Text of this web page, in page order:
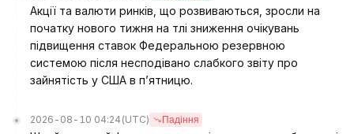
Акції та валюти ринків, що розвиваються, зросли на
початку нового тижня на тлі зниження очікувань
підвищення ставок Федеральною резервною
системою після несподівано слабкого звіту про
зайнятість у США в п’ятницю.
2026-08-10 04:24 (UTC) Падіння